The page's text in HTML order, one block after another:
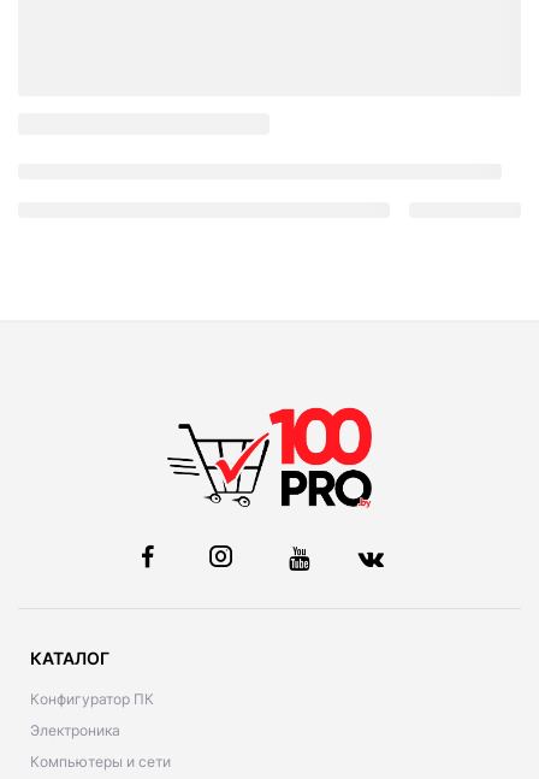
КАТАЛОГ
Конфигуратор ПК
Электроника
Компьютеры и сети